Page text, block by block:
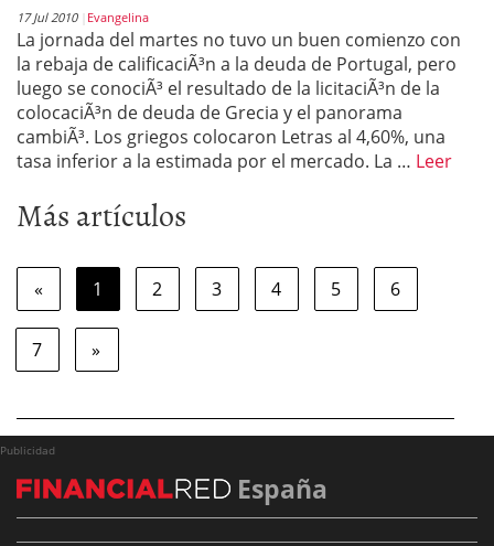
17 Jul 2010 Evangelina
La jornada del martes no tuvo un buen comienzo con
la rebaja de calificaciÃ³n a la deuda de Portugal, pero
luego se conociÃ³ el resultado de la licitaciÃ³n de la
colocaciÃ³n de deuda de Grecia y el panorama
cambiÃ³. Los griegos colocaron Letras al 4,60%, una
tasa inferior a la estimada por el mercado. La … Leer
Más artículos
« 1 2 3 4 5 6
7 »
Publicidad
España